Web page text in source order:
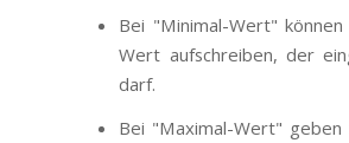
Bei "Minimal-Wert"
Wert aufschreiben, der
darf.
Bei "Maximal-Wert" geben